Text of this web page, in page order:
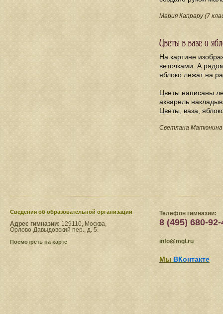
Мария Капрару (7
Цветы в вазе и
На картине
веточками. А
яблоко лежат на
Цветы написаны
акварель
Цветы, ваза,
Светлана Матюнина
Сведения​ об образовательной организации
Адрес гимназии: 129110, Москва,
Орлово-Давыдовский пер., д. 5.
Посмотреть на карте
Телефон гимназии:
8 (495) 680-92-
info@mgl.ru
Мы ВКонтакте